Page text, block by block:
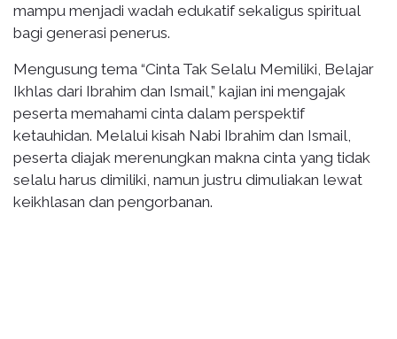
mampu menjadi wadah edukatif sekaligus spiritual
bagi generasi penerus.
Mengusung tema “Cinta Tak Selalu Memiliki, Belajar
Ikhlas dari Ibrahim dan Ismail,” kajian ini mengajak
peserta memahami cinta dalam perspektif
ketauhidan. Melalui kisah Nabi Ibrahim dan Ismail,
peserta diajak merenungkan makna cinta yang tidak
selalu harus dimiliki, namun justru dimuliakan lewat
keikhlasan dan pengorbanan.